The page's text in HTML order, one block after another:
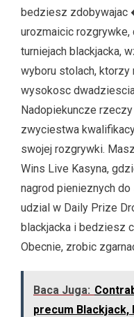
bedziesz
urozmaicic
turniejach blackjacka,
wyboru stolach, ktorzy
wysokosc
Nadopiekuncze
zwyciestwa
swojej rozgrywki.
Wins Live Kasyna,
nagrod pienieznych
udzial w Daily Prize
blackjacka i bedziesz
Obecnie, zrobic
Baca Juga:
precum Blackjack,